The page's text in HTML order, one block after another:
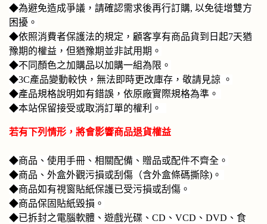
◆為避免造成爭議，請確認需求後再行訂購, 以免徒增雙方
困擾。
◆依照消費者保護法的規定，顧客享有商品貨到日起7天猶
豫期的權益，但猶豫期並非試用期。
◆不同顏色之加購品以加購一組為限。
◆3C產品變動較快，無法即時更改庫存，敬請見諒 。
◆產品規格說明如有錯誤，依原廠實際規格為準。
◆本站保留接受或取消訂單的權利。
若有下列情形，將會影響商品退貨權益
◆商品、使用手冊、相關配備、贈品或配件不齊全。
◆商品、外盒外觀污損或刮傷（含外盒條碼撕除)。
◆商品如有視窗貼紙保護已受污損或刮傷。
◆商品保固貼紙毀損。
◆已拆封之電腦軟體、遊戲光碟、CD、VCD、DVD、食